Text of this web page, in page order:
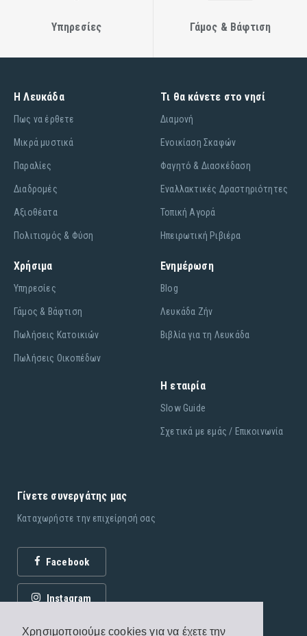
Χρησιμοποιούμε cookies για να έχετε την
Υπηρεσίες Γάμος & Βάφτιση
Η Λευκάδα
Πως να έρθετε
Μικρά μυστικά
Παραλίες
Διαδρομές
Αξιοθέατα
Πολιτισμός & Φύση
Τι θα κάνετε στο νησί
Διαμονή
Ενοικίαση Σκαφών
Φαγητό & Διασκέδαση
Εναλλακτικές Δραστηριότητες
Τοπική Αγορά
Ηπειρωτική Ριβιέρα
Χρήσιμα
Υπηρεσίες
Γάμος & Βάφτιση
Πωλήσεις Κατοικιών
Πωλήσεις Οικοπέδων
Ενημέρωση
Blog
Λευκάδα Ζήν
Βιβλία για τη Λευκάδα
Η εταιρία
Slow Guide
Σχετικά με εμάς / Επικοινωνία
Γίνετε συνεργάτης μας
Καταχωρήστε την επιχείρησή σας
Facebook
Instagram